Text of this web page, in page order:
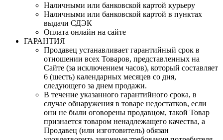
Наличными или банковской картой курьеру
Наличными или банковской картой в пунктах
выдачи СДЭК
Оплата онлайн на сайте
ГАРАНТИЯ
Продавец устанавливает гарантийный срок в
отношении всех Товаров, представленных на
Сайте (за исключением часов), который составляет
6 (шесть) календарных месяцев со дня,
следующего за днем продажи.
В течение указанного гарантийного срока, в
случае обнаружения в товаре недостатков, если
они не были оговорены продавцом, такой Товар
признается товаром ненадлежащего качества, а
Продавец (или изготовитель) обязан